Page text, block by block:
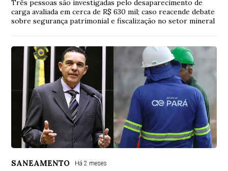
Três pessoas são investigadas pelo desaparecimento de
carga avaliada em cerca de R$ 630 mil; caso reacende debate
sobre segurança patrimonial e fiscalização no setor mineral
SANEAMENTO Há 2 meses